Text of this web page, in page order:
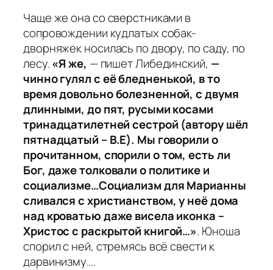
Чаще же она со сверстниками в
сопровождении кудлатых собак-
дворняжек носилась по двору, по саду, по
лесу.«Я же, — пишет Либединский, —
чинно гулял с её бледненькой, в то
время довольно болезненной, с двумя
длинными, до пят, русыми косами
тринадцатилетней сестрой (автору шёл
пятнадцатый – В.Е). Мы говорили о
прочитанном, спорили о том, есть ли
Бог, даже толковали о политике и
социализме…Социализм для Марианны
сливался с христианством, у неё дома
над кроватью даже висела иконка –
Христос с раскрытой книгой…». Юноша
спорил с ней, стремясь всё свести к
дарвинизму….